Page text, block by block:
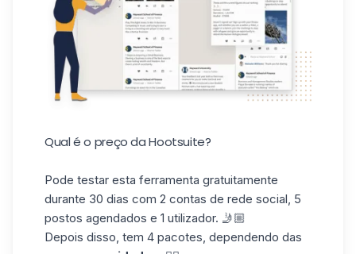
Qual é o preço da Hootsuite?
Pode testar esta ferramenta gratuitamente
durante 30 dias com 2 contas de rede social, 5
postos agendados e 1 utilizador. 🤳🏼
Depois disso, tem 4 pacotes, dependendo das